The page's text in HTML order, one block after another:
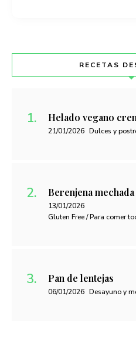
RECETAS
Helado vegano
21/01/2026 Dulces y
Berenjena mechada
13/01/2026
Gluten Free / Para comer
Pan de lentejas
06/01/2026 Desayuno y